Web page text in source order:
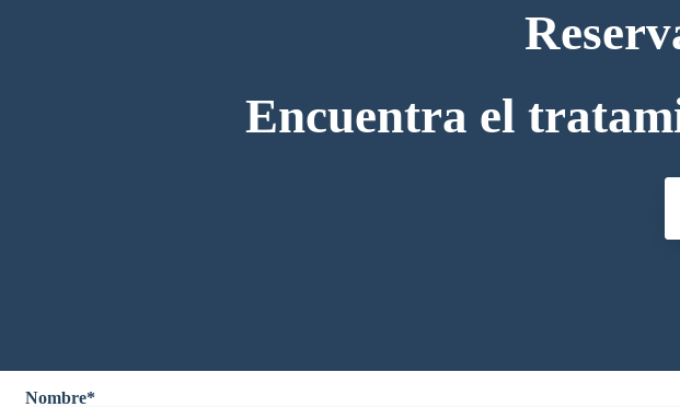
Encuentra el
Nombre*